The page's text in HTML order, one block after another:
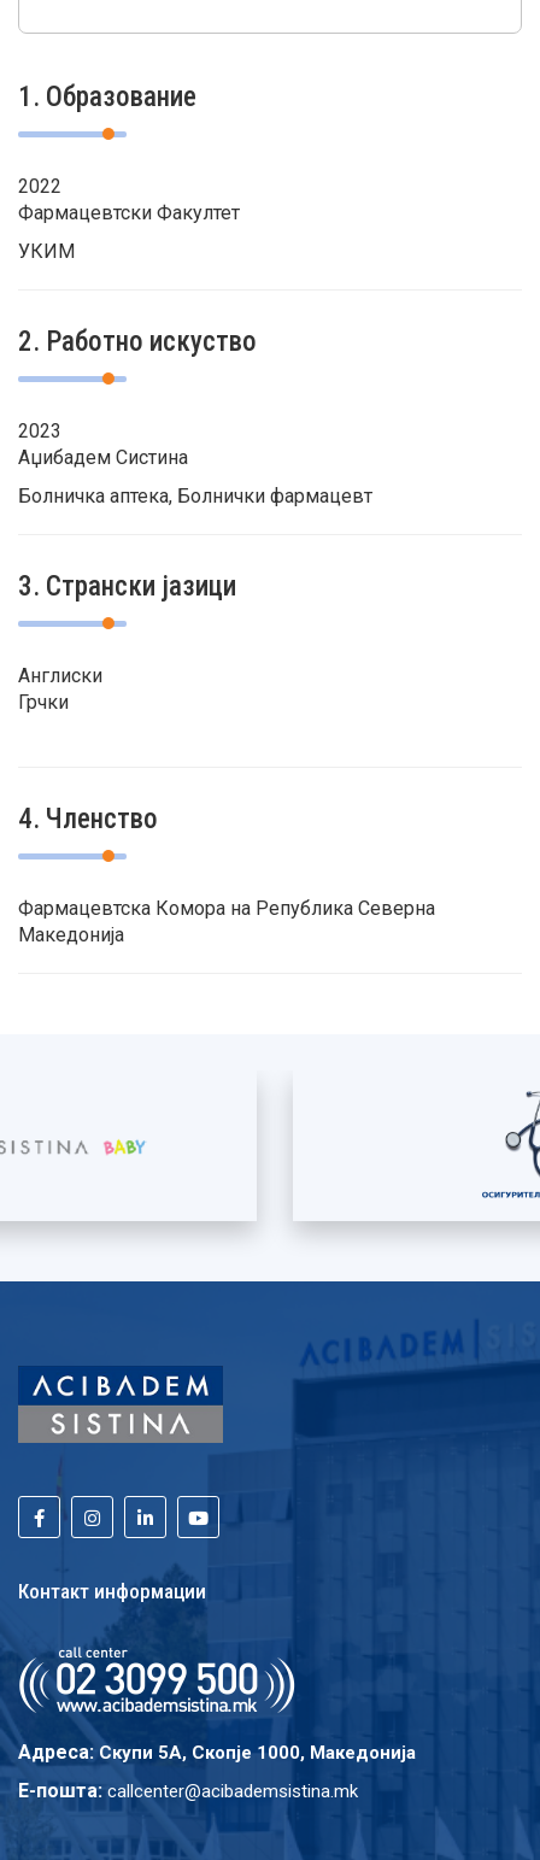
1. Образование
2022
Фармацевтски Факултет
УКИМ
2. Работно искуство
2023
Аџибадем Систина
Болничка аптека, Болнички фармацевт
3. Странски јазици
Англиски
Грчки
4. Членство
Фармацевтска Комора на Република Северна
Македонија
Контакт информации
Адреса: Скупи 5A, Скопје 1000, Македонија
E-пошта: callcenter@acibademsistina.mk